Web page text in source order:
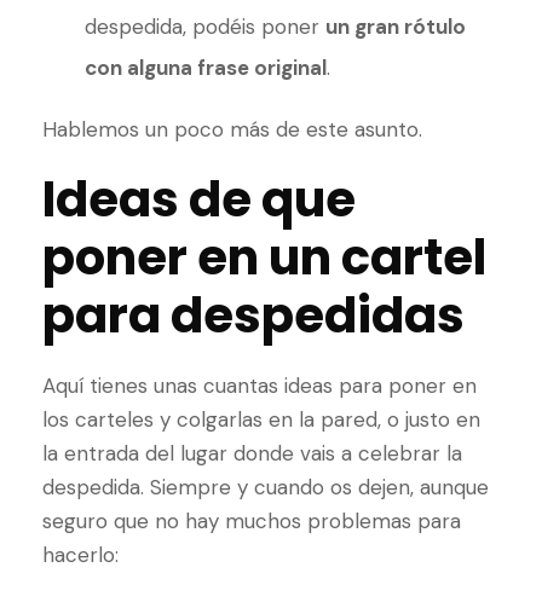
despedida, podéis poner un gran rótulo
con alguna frase original.
Hablemos un poco más de este asunto.
Ideas de que
poner en un cartel
para despedidas
Aquí tienes unas cuantas ideas para poner en
los carteles y colgarlas en la pared, o justo en
la entrada del lugar donde vais a celebrar la
despedida. Siempre y cuando os dejen, aunque
seguro que no hay muchos problemas para
hacerlo: